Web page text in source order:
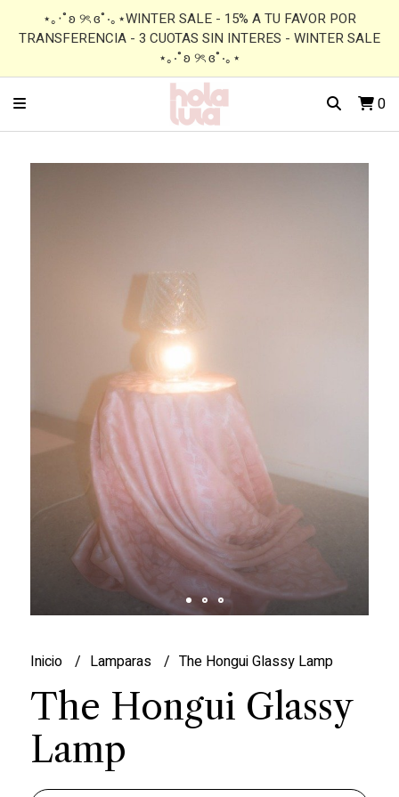
⋆｡‧˚ʚ ୨ৎ ɞ˚‧｡⋆WINTER SALE - 15% A TU FAVOR POR
TRANSFERENCIA - 3 CUOTAS SIN INTERES - WINTER SALE
⋆｡‧˚ʚ ୨ৎ ɞ˚‧｡⋆
0
Inicio Lamparas The Hongui Glassy Lamp
The Hongui Glassy
Lamp